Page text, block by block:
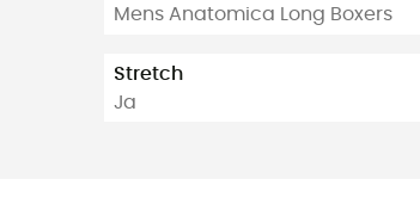
Mens Anatomica Long Boxers
Stretch
Ja